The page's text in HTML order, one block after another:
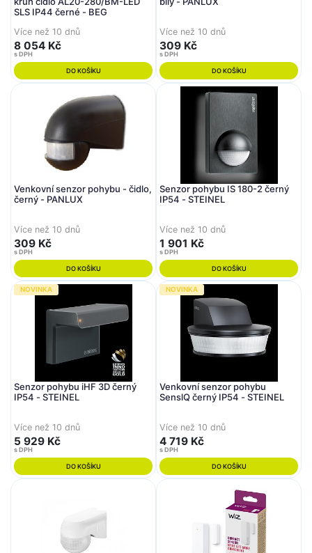
SLS IP44 černé - BEG
Více než 10 dnů
8 054 Kč
s DPH
DO KOŠÍKU
Více než 10 dnů
309 Kč
s DPH
DO KOŠÍKU
Venkovní senzor pohybu - čidlo,
černý - PANLUX
Více než 10 dnů
309 Kč
s DPH
DO KOŠÍKU
Senzor pohybu IS 180-2 černý
IP54 - STEINEL
Více než 10 dnů
1 901 Kč
s DPH
DO KOŠÍKU
NOVINKA
Senzor pohybu iHF 3D černý
IP54 - STEINEL
Více než 10 dnů
5 929 Kč
s DPH
DO KOŠÍKU
NOVINKA
Venkovní senzor pohybu
SenslQ černý IP54 - STEINEL
Více než 10 dnů
4 719 Kč
s DPH
DO KOŠÍKU